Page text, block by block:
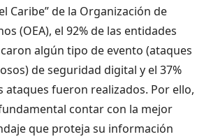
Caribe” de la Organización de
(OEA), el 92% de las entidades
algún tipo de evento (ataques
de seguridad digital y el 37%
ataques fueron realizados. Por ello,
contar con la mejor
que proteja su información